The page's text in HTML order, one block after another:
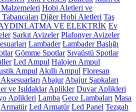
Hobi Aletleri ve
Diğer Hobi Aletleri Taş
VE ELEKTRİK Ev
Sarkıt Avizeler Plafonyer Avizeler
Lambader Lambader Başlığı
Gömme Spotlar Sıvaüstü Spotlar
Led Ampul Halojen Ampul
Ampul Akıllı Ampul Floresan
Abajur Abajur Şapkaları
ve Işıldaklar Aplikler Duvar Aplikleri
Aplikleri Lamba Gece Lambaları Masa
Armatür Led Armatür Led Panel Tezgah